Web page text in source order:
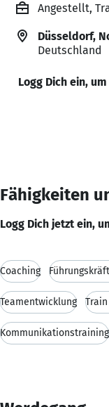
Angestellt,
Düsseldorf,
Deutschland
Logg Dich ein,
Fähigkeiten
Logg Dich jetzt ein,
Coaching
Teamentwicklung
Kommunikationstraining